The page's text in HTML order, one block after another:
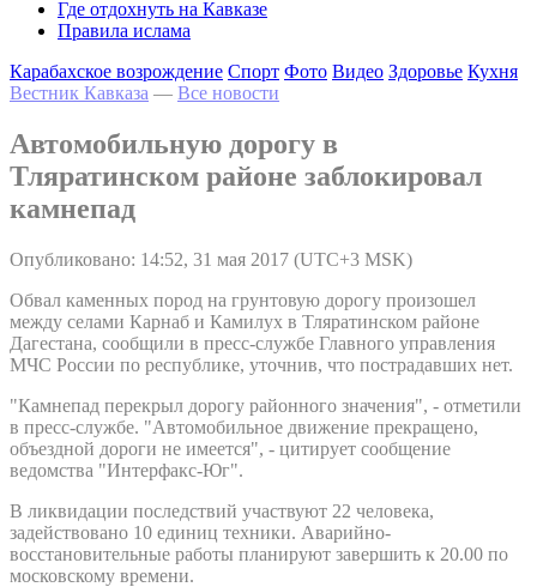
Где отдохнуть на Кавказе
Правила ислама
Карабахское возрождение Спорт Фото Видео Здоровье Кухня
Вестник Кавказа — Все новости
Автомобильную дорогу в
Тляратинском районе заблокировал
камнепад
Опубликовано: 14:52, 31 мая 2017 (UTC+3 MSK)
Обвал каменных пород на грунтовую дорогу произошел
между селами Карнаб и Камилух в Тляратинском районе
Дагестана, сообщили в пресс-службе Главного управления
МЧС России по республике, уточнив, что пострадавших нет.
"Камнепад перекрыл дорогу районного значения", - отметили
в пресс-службе. "Автомобильное движение прекращено,
объездной дороги не имеется", - цитирует сообщение
ведомства "Интерфакс-Юг".
В ликвидации последствий участвуют 22 человека,
задействовано 10 единиц техники. Аварийно-
восстановительные работы планируют завершить к 20.00 по
московскому времени.